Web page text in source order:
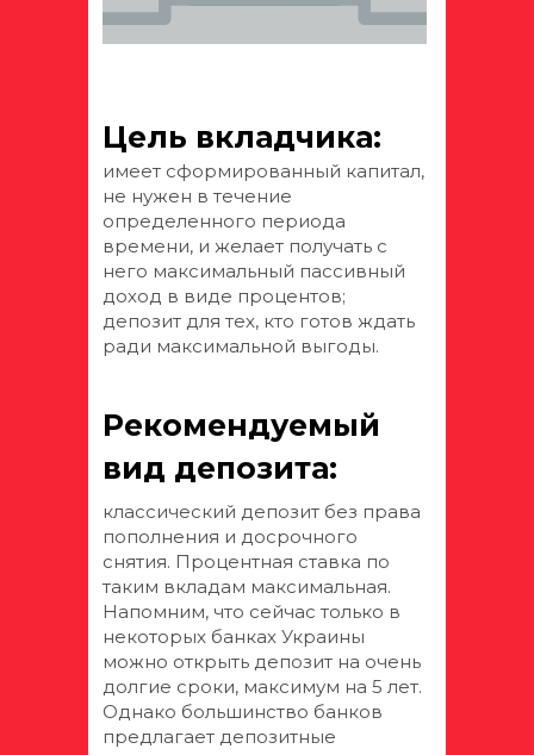
классический депозит без права
пополнения и досрочного
снятия. Процентная ставка по
таким вкладам максимальная.
Напомним, что сейчас только в
некоторых банках Украины
можно открыть депозит на очень
долгие сроки, максимум на 5 лет.
Однако большинство банков
предлагает депозитные
Рекомендуемый
вид депозита:
имеет сформированный капитал,
не нужен в течение
определенного периода
времени, и желает получать с
него максимальный пассивный
доход в виде процентов;
депозит для тех, кто готов ждать
ради максимальной выгоды.
Цель вкладчика: